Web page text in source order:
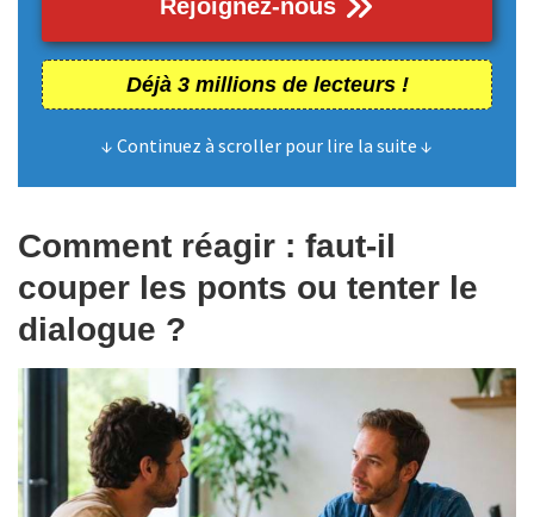
Rejoignez-nous
Déjà 3 millions de lecteurs !
↓ Continuez à scroller pour lire la suite ↓
Comment réagir : faut-il
couper les ponts ou tenter le
dialogue ?